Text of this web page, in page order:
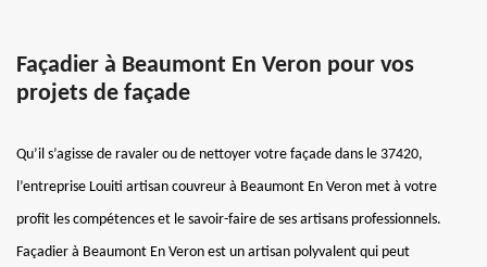
Façadier à Beaumont En Veron pour vos
projets de façade
Qu’il s’agisse de ravaler ou de nettoyer votre façade dans le 37420,
l’entreprise Louiti artisan couvreur à Beaumont En Veron met à votre
profit les compétences et le savoir-faire de ses artisans professionnels.
Façadier à Beaumont En Veron est un artisan polyvalent qui peut